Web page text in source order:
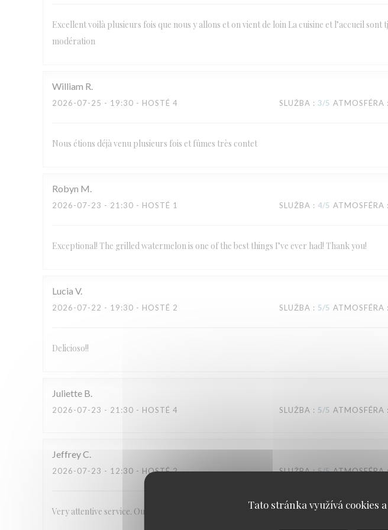
Tato stránka využívá cookies
Excellent voilà plusieurs fois que nous y allons et on vient de loin La cuisine et l’accueil sont
modération
William R
2026-07-25 - 19:30 - HOSTÉ 4 SLUŽBA : 3/5 ATMOSFÉRA :
Nous étions déjà venu plusieurs fois et fûmes très contet
Robyn M
2026-07-23 - 21:30 - HOSTÉ 1 SLUŽBA : 4/5 ATMOSFÉRA :
Exceptional! The grilled watermelon is one of the best things I’ve ever had! Thank you!
Lucia V
2026-07-22 - 19:30 - HOSTÉ 2 SLUŽBA : 5/5 ATMOSFÉRA :
Delicioso!!
Juliette B
2026-07-23 - 21:30 - HOSTÉ 4 SLUŽBA : 5/5 ATMOSFÉRA :
JeffreyC
2026-07-23 - 12:30 - HOSTÉ 2 SLUŽBA: 5/5 ATMOSFÉRA
Very attentive service. Outstanding, unique food.